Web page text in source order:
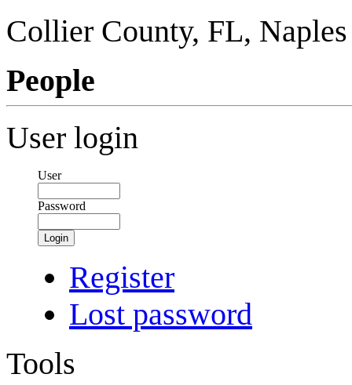
Collier County, FL,
People
User login
User
Password
Login
Register
Lost password
Tools